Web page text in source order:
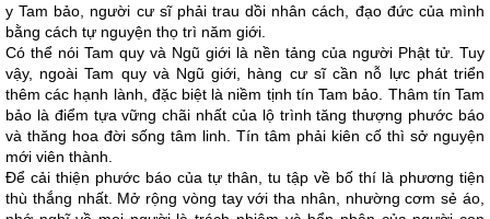
y Tam bảo, người cư sĩ phải trau dồi nhân cách, đạo đức của mình
bằng cách tự nguyện thọ trì năm giới.
Có thể nói Tam quy và Ngũ giới là nền tảng của người Phật tử. Tuy
vậy, ngoài Tam quy và Ngũ giới, hàng cư sĩ cần nỗ lực phát triển
thêm các hạnh lành, đặc biệt là niềm tịnh tín Tam bảo. Thâm tín Tam
bảo là điểm tựa vững chãi nhất của lộ trình tăng thượng phước báo
và thăng hoa đời sống tâm linh. Tín tâm phải kiên cố thì sở nguyện
mới viên thành.
Để cải thiện phước báo của tự thân, tu tập về bố thí là phương tiện
thù thắng nhất. Mở rộng vòng tay với tha nhân, nhường cơm sẻ áo,